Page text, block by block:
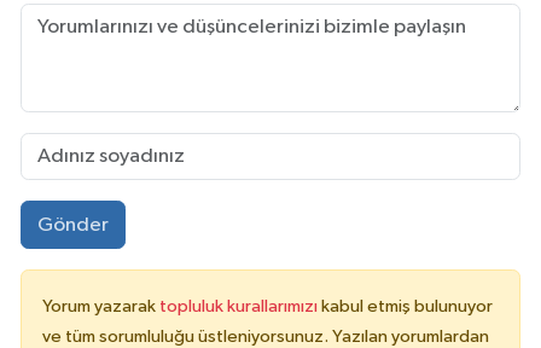
Gönder
Yorum yazarak topluluk kurallarımızı kabul etmiş bulunuyor
ve tüm sorumluluğu üstleniyorsunuz. Yazılan yorumlardan